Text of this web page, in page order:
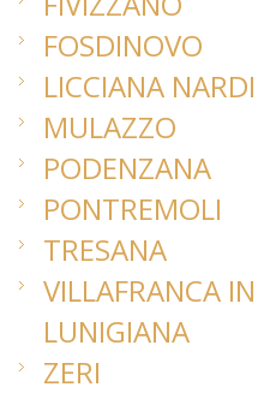
FOSDINOVO
LICCIANA NARDI
MULAZZO
PODENZANA
PONTREMOLI
TRESANA
VILLAFRANCA IN
LUNIGIANA
ZERI